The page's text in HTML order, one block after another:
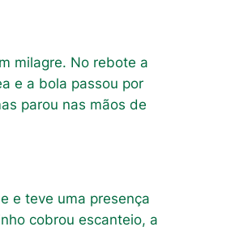
milagre. No rebote a
e a bola passou por
parou nas mãos de
e teve uma presença
cobrou escanteio, a